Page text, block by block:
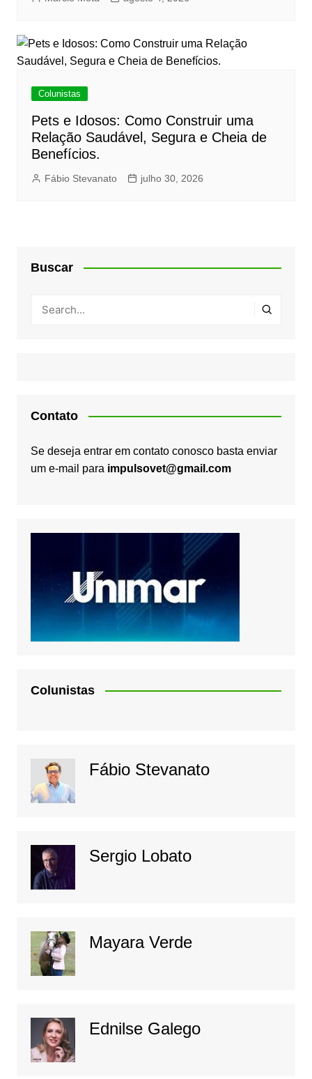
Colunistas
Pets e Idosos: Como Construir uma
Relação Saudável, Segura e Cheia de
Benefícios.
Fábio Stevanato julho 30, 2026
Buscar
Contato
Se deseja entrar em contato conosco basta enviar
um e-mail para impulsovet@gmail.com
Colunistas
Fábio Stevanato
Sergio Lobato
Mayara Verde
Ednilse Galego